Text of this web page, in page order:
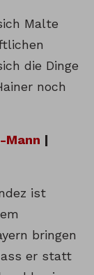
Malte
die Dinge
noch
Mann |
ist
bringen
er statt